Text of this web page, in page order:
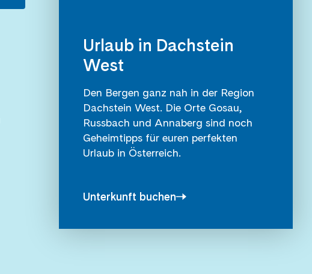
Urlaub in Dachstein
West
Den Bergen ganz nah in der Region
Dachstein West. Die Orte Gosau,
Russbach und Annaberg sind noch
Geheimtipps für euren perfekten
Urlaub in Österreich.
Unterkunft buchen